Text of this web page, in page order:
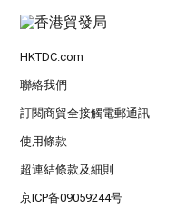
HKTDC.com
聯絡我們
訂閱商貿全接觸電郵通訊
使用條款
超連結條款及細則
京ICP备09059244号